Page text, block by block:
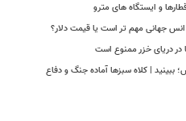
و ایستگاه های مترو
جهانی مهم تر است یا قیمت دلار؟
ببینید | کلاه سبزها آماده جنگ و دفاع